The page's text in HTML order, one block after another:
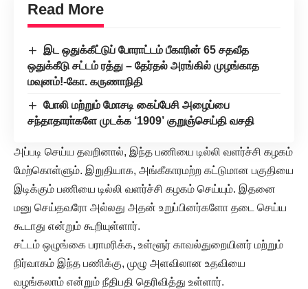
Read More
இட ஒதுக்கீட்டுப் போராட்டம் பீகாரின் 65 சதவீத
ஒதுக்கீடு சட்டம் ரத்து – தேர்தல் அரங்கில் முழங்காத
மவுனம்!-கோ. கருணாநிதி
போலி மற்றும் மோசடி கைப்பேசி அழைப்பை
சந்தாதாரா்களே முடக்க ‘1909’ குறுஞ்செய்தி வசதி
அப்படி செய்ய தவறினால், இந்த பணியை டில்லி வளர்ச்சி கழகம்
மேற்கொள்ளும். இறுதியாக, அங்கீகாரமற்ற கட்டுமான பகுதியை
இடிக்கும் பணியை டில்லி வளர்ச்சி கழகம் செய்யும். இதனை
மனு செய்தவரோ அல்லது அதன் உறுப்பினர்களோ தடை செய்ய
கூடாது என்றும் கூறியுள்ளார்.
சட்டம் ஒழுங்கை பராமரிக்க, உள்ளூர் காவல்துறையினர் மற்றும்
நிர்வாகம் இந்த பணிக்கு, முழு அளவிலான உதவியை
வழங்கலாம் என்றும் நீதிபதி தெரிவித்து உள்ளார்.